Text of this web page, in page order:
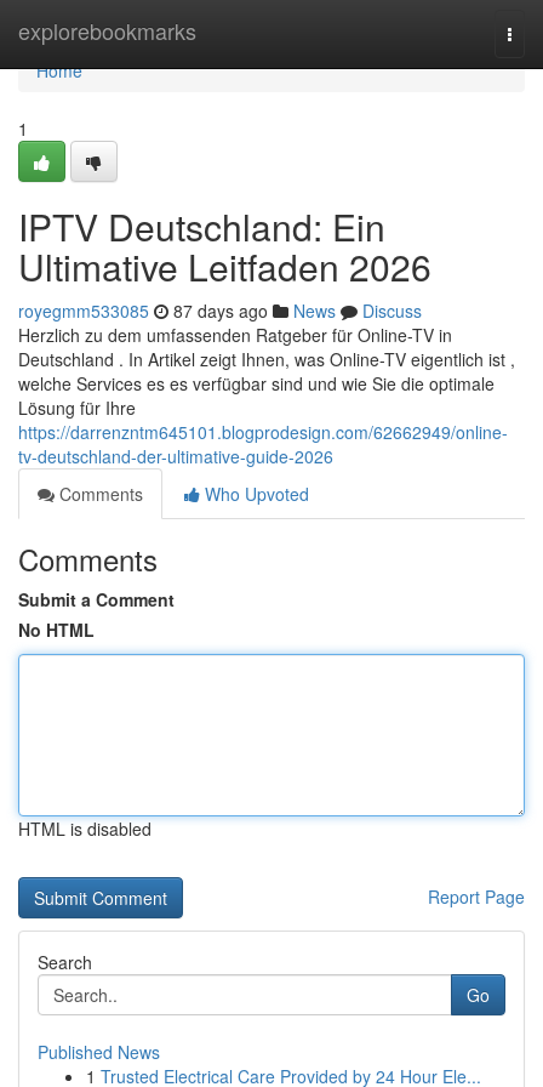
explorebookmarks
Home
Home
1
IPTV Deutschland: Ein
Ultimative Leitfaden 2026
royegmm533085 87 days ago News
Discuss
Herzlich zu dem umfassenden Ratgeber für Online-TV in
Deutschland . In Artikel zeigt Ihnen, was Online-TV eigentlich ist ,
welche Services es es verfügbar sind und wie Sie die optimale
Lösung für Ihre
https://darrenzntm645101.blogprodesign.com/62662949/online-
tv-deutschland-der-ultimative-guide-2026
Comments
Who Upvoted
Comments
Submit a Comment
No HTML
HTML is disabled
Report Page
Search
Go
Published News
1 Trusted Electrical Care Provided by 24 Hour Ele...